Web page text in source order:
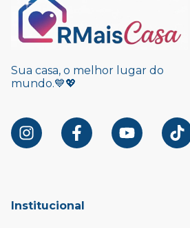
Sua casa, o melhor lugar do
mundo.💙💖
Institucional